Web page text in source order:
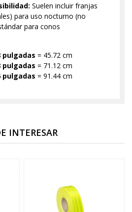
Suelen incluir franjas
para uso nocturno (no
para conos
pulgadas = 45.72 cm
pulgadas = 71.12 cm
pulgadas = 91.44 cm
INTERESAR